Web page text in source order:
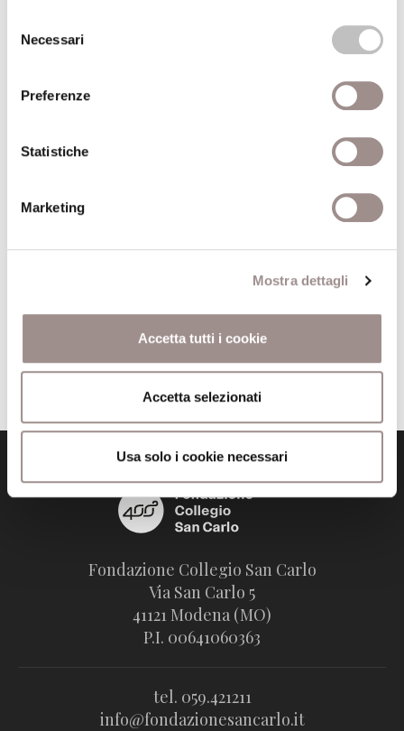
delNecessari
Preferenze
Statistiche
Marketing
Mostra dettagli
Accetta tutti i cookie
Accetta selezionati
Usa solo i cookie necessari
Autore Giorgio Agamben
Comune
Pagine
178
Trova il volume alla Biblioteca San Carlo
Fondazione Collegio San Carlo
Via San Carlo 5
41121 Modena (MO)
P.I. 00641060363
tel. 059.421211
info@fondazionesancarlo.it